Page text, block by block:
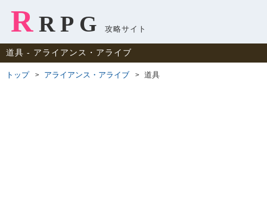
R RPG 攻略サイト
道具 ‐ アライアンス・アライブ
トップ アライアンス・アライブ 道具